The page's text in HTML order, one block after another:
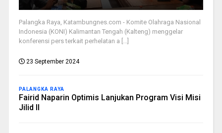
Palangka Raya, Katambungnes.com - Komite Olahraga Nasional
Indonesia (KONI) Kalimantan Tengah (Kalteng) menggelar
konferensi pers terkait perhelatan a [...]
23 September 2024
PALANGKA RAYA
Fairid Naparin Optimis Lanjukan Program Visi Misi
Jilid II